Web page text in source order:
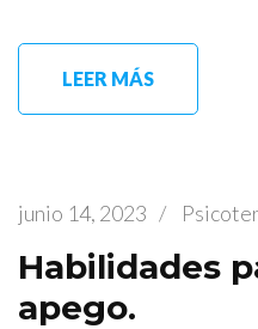
LEER MÁS
junio 14, 2023 /
Habilidades
apego.